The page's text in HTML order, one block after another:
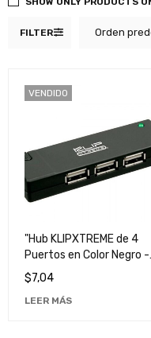
FILTER Orden
VENDIDO
"Hub KLIPXTREME de 4
Puertos en Color Negro -
Conexión USB de Alta
Velocidad"
$7,04
LEER MÁS